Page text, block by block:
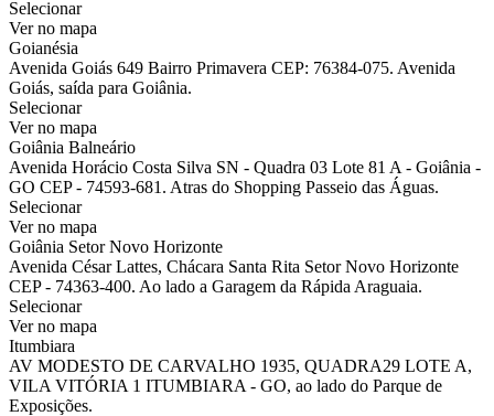
Selecionar
Ver no mapa
Goianésia
Avenida Goiás 649 Bairro Primavera CEP: 76384-075. Avenida
Goiás, saída para Goiânia.
Selecionar
Ver no mapa
Goiânia Balneário
Avenida Horácio Costa Silva SN - Quadra 03 Lote 81 A - Goiânia -
GO CEP - 74593-681. Atras do Shopping Passeio das Águas.
Selecionar
Ver no mapa
Goiânia Setor Novo Horizonte
Avenida César Lattes, Chácara Santa Rita Setor Novo Horizonte
CEP - 74363-400. Ao lado a Garagem da Rápida Araguaia.
Selecionar
Ver no mapa
Itumbiara
AV MODESTO DE CARVALHO 1935, QUADRA29 LOTE A,
VILA VITÓRIA 1 ITUMBIARA - GO, ao lado do Parque de
Exposições.